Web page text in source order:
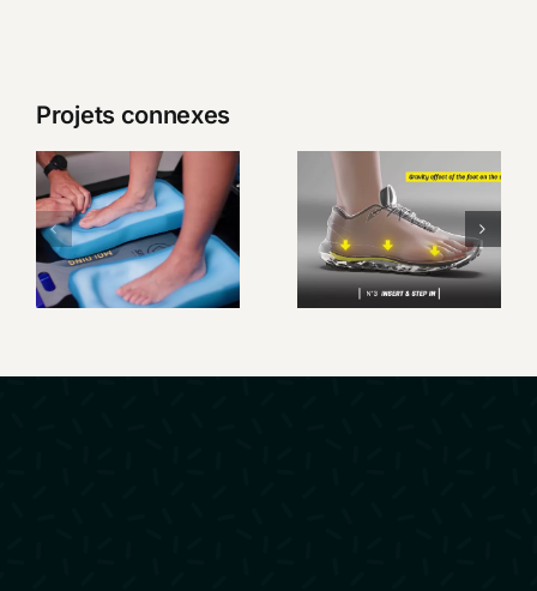
Projets connexes
SIDAS –
Présentation
Custom
Station
Custom
Live, la
semelle sur
mesure en
quelques